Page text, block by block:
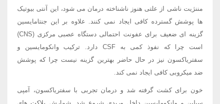
مننژیت ناشی از علتی هنوز ناشناخته درمان می شود، این آنتی بیوتیک
ها پوشش گسترده کافی ایجاد نمی کنند. علاوه بر این جنتامایسین
گزینه ای ضعیف برای عفونت احتمالی دستگاه عصبی مرکزی (CNS)
است چرا که نفوذ کمی به CSF دارد. ترکیب وانکومایسین و
سفتریاکسون نیز در حال حاضر بهترین گزینه نیست چرا که پوشش
ضد میکروبی کافی ایجاد نمی کند.
خون برای کشت گرفته شد و درمان تجربی با سفتریاکسون، آمپی